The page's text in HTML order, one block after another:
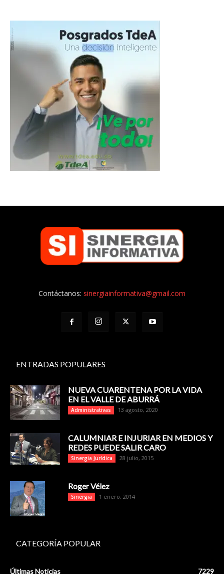
Contáctanos: sinergiainformativa@gmail.com
ENTRADAS POPULARES
NUEVA CUARENTENA POR LA VIDA
EN EL VALLE DE ABURRÁ
Administrativas 13 agosto, 2020
CALUMNIAR E INJURIAR EN MEDIOS Y
REDES PUEDE SALIR CARO
Sinergia Jurídica 28 julio, 2015
Roger Vélez
Sinergia 1 enero, 2014
CATEGORÍA POPULAR
Últimas Noticias 7229